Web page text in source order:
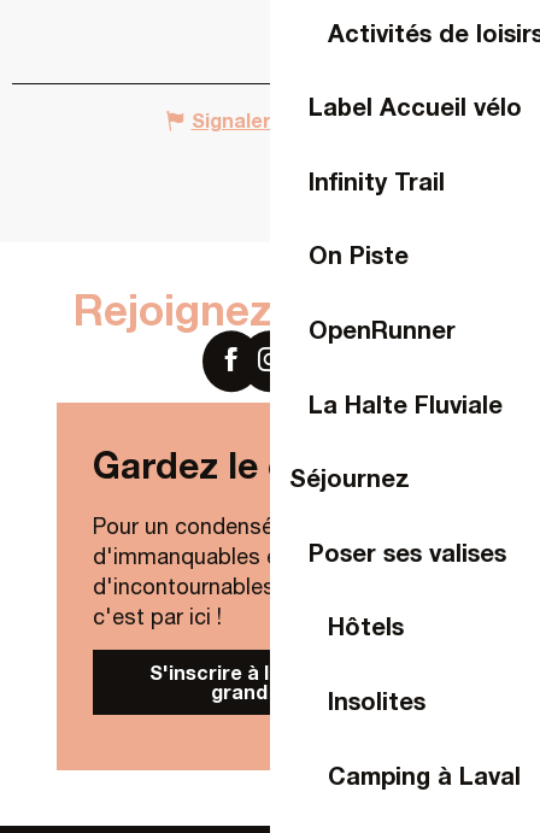
Activités de
Label Accueil vélo
Infinity Trail
On Piste
OpenRunner
La Halte Fluviale
Séjournez
Poser ses valises
Hôtels
Insolites
Camping à Laval
Signaler une erreur
Rejoignez-nous sur
Gardez le contact !
Pour un condensé de nouveautés,
d'immanquables et
d'incontournables de Laval Agglo,
c'est par ici !
S'inscrire à la Newsletter
grand public